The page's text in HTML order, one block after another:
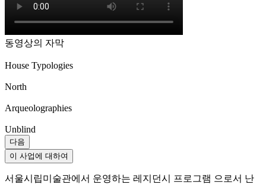
동영상의 자막
House Typologies
North
Arqueolographies
Unblind
다음
이 사업에 대하여
서울시립미술관에서 운영하는 레지던시 프로그램 으로서 난